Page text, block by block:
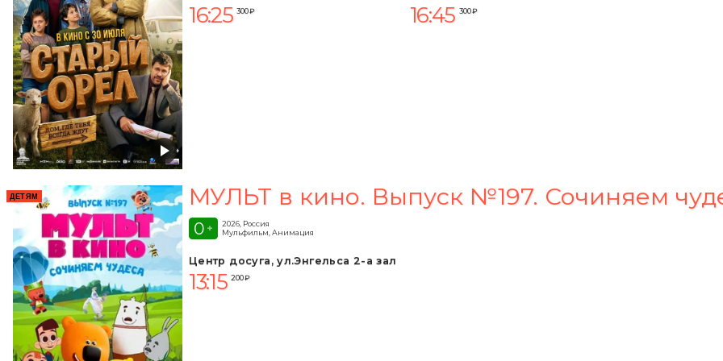
16:25 300 ₽ 16:45 300 ₽
ДЕТЯМ МУЛЬТ в кино. Выпуск №197. Сочиняем
0 +
2026, Россия
Мульфильм, Анимация
Центр досуга, ул.Энгельса 2-а зал
13:15 200 ₽